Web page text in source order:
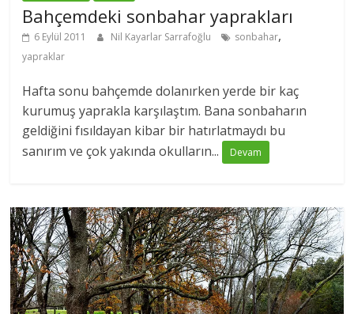
Bahçemdeki sonbahar yaprakları
6 Eylül 2011 Nil Kayarlar Sarrafoğlu sonbahar,
yapraklar
Hafta sonu bahçemde dolanırken yerde bir kaç
kurumuş yaprakla karşılaştım. Bana sonbaharın
geldiğini fısıldayan kibar bir hatırlatmaydı bu
sanırım ve çok yakında okulların...
Devam